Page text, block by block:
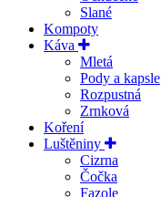
Slané
Kompoty
Káva
Mletá
Pody a kapsle
Rozpustná
Zrnková
Koření
Luštěniny
Cizrna
Čočka
Fazole